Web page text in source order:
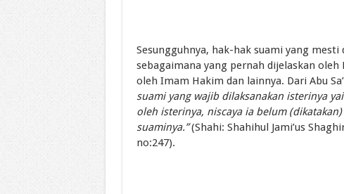
Sesungguhnya, hak-hak suami yang
sebagaimana yang pernah dijelaskan
oleh Imam Hakim dan lainnya. Dari Abu
suami yang wajib dilaksanakan isterinya
oleh isterinya, niscaya ia belum
suaminya.”(Shahi: Shahihul Jami’us
no:247).